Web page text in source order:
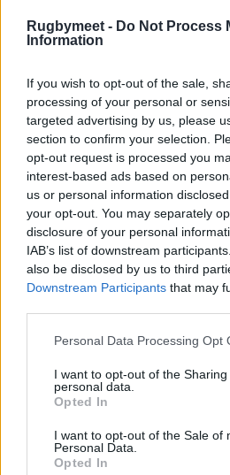
Rugbymeet - Do Not Process
Information
If you wish to opt-out of the sale,
processing of your personal or
targeted advertising by us, please
section to confirm your selection.
opt-out request is processed you
interest-based ads based on
us or personal information
your opt-out. You may separately
disclosure of your personal
IAB’s list of downstream
also be disclosed by us to third
Downstream Participants that may
Personal Data Processing Opt
I want to opt-out of the
personal data.
Opted In
I want to opt-out of the Sale of
Personal Data.
Opted In
affrontare. Sono contento